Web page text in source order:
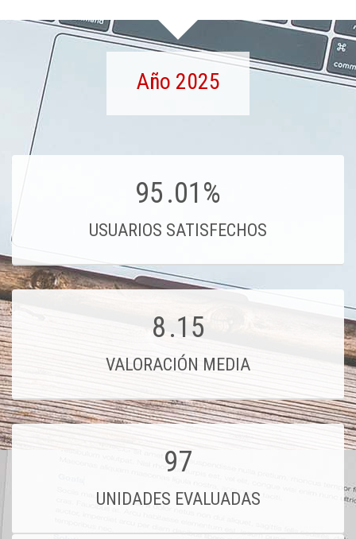
Año 2025
95.01%
USUARIOS SATISFECHOS
8.15
VALORACIÓN MEDIA
97
UNIDADES EVALUADAS